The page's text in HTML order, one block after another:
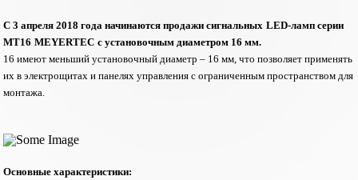
С 3 апреля 2018 года начинаются продажи сигнальных LED-ламп серии
MT16 MEYERTEC с установочным диаметром 16 мм.
16 имеют меньший установочный диаметр – 16 мм, что позволяет применять
их в электрощитах и панелях управления с ограниченным пространством для
монтажа.
Основные характеристики: